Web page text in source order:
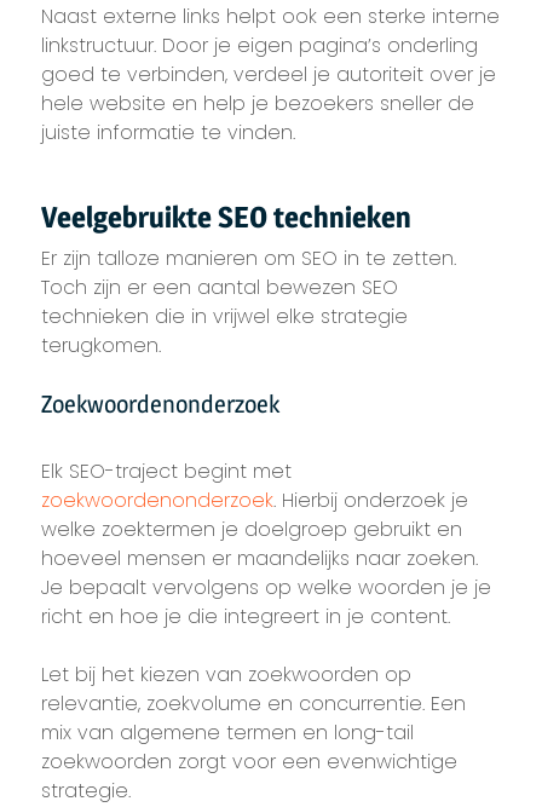
Naast externe links helpt ook een sterke interne
linkstructuur. Door je eigen pagina’s onderling
goed te verbinden, verdeel je autoriteit over je
hele website en help je bezoekers sneller de
juiste informatie te vinden.
Veelgebruikte SEO technieken
Er zijn talloze manieren om SEO in te zetten.
Toch zijn er een aantal bewezen SEO
technieken die in vrijwel elke strategie
terugkomen.
Zoekwoordenonderzoek
Elk SEO-traject begint met
zoekwoordenonderzoek. Hierbij onderzoek je
welke zoektermen je doelgroep gebruikt en
hoeveel mensen er maandelijks naar zoeken.
Je bepaalt vervolgens op welke woorden je je
richt en hoe je die integreert in je content.
Let bij het kiezen van zoekwoorden op
relevantie, zoekvolume en concurrentie. Een
mix van algemene termen en long-tail
zoekwoorden zorgt voor een evenwichtige
strategie.